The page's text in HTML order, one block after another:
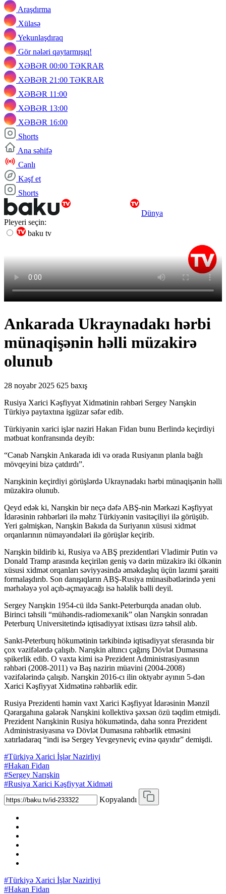
Araşdırma
Xülasə
Yekunlaşdıraq
Gör nələri qaytarmışıq!
XƏBƏR 00:00 TƏKRAR
XƏBƏR 21:00 TƏKRAR
XƏBƏR 11:00
XƏBƏR 13:00
XƏBƏR 16:00
Shorts
Ana səhifə
Canlı
Kəşf et
Shorts
Dünya
Pleyeri seçin:
baku tv
Ankarada Ukraynadakı hərbi
münaqişənin həlli müzakirə
olunub
28 noyabr 2025 625 baxış
Rusiya Xarici Kəşfiyyat Xidmətinin rəhbəri Sergey Narışkin
Türkiyə paytaxtına işgüzar səfər edib.
Türkiyənin xarici işlər naziri Hakan Fidan bunu Berlində keçirdiyi
mətbuat konfransında deyib:
“Cənab Narışkin Ankarada idi və orada Rusiyanın planla bağlı
mövqeyini bizə çatdırdı”.
Narışkinin keçirdiyi görüşlərdə Ukraynadakı hərbi münaqişənin həlli
müzakirə olunub.
Qeyd edək ki, Narışkin bir neçə dəfə ABŞ-nin Mərkəzi Kəşfiyyat
İdarəsinin rəhbərləri ilə məhz Türkiyənin vasitəçiliyi ilə görüşüb.
Yeri gəlmişkən, Narışkin Bakıda da Suriyanın xüsusi xidmət
orqanlarının nümayəndələri ilə görüşlər keçirib.
Narışkin bildirib ki, Rusiya və ABŞ prezidentləri Vladimir Putin və
Donald Tramp arasında keçirilən geniş və dərin müzakirə iki ölkənin
xüsusi xidmət orqanları səviyyəsində əməkdaşlıq üçün lazımi şəraiti
formalaşdırıb. Son danışıqların ABŞ-Rusiya münasibətlərində yeni
mərhələyə yol açıb-açmayacağı isə hələlik bəlli deyil.
Sergey Narışkin 1954-cü ildə Sankt-Peterburqda anadan olub.
Birinci təhsili “mühəndis-radiomexanik” olan Narışkin sonradan
Peterburq Universitetində iqtisadiyyat ixtisası üzrə təhsil alıb.
Sankt-Peterburq hökumətinin tərkibində iqtisadiyyat sferasında bir
çox vəzifələrdə çalışıb. Narışkin altıncı çağırış Dövlət Dumasına
spikerlik edib. O vaxta kimi isə Prezident Administrasiyasının
rəhbəri (2008-2011) və Baş nazirin müavini (2004-2008)
vəzifələrində çalışıb. Narışkin 2016-cı ilin oktyabr ayının 5-dən
Xarici Kəşfiyyat Xidmətinə rəhbərlik edir.
Rusiya Prezidenti həmin vaxt Xarici Kəşfiyyat İdarəsinin Mənzil
Qərargahına gələrək Narışkini kollektivə şəxsən özü təqdim etmişdi.
Prezident Narışkinin Rusiya hökumətində, daha sonra Prezident
Administrasiyasına və Dövlət Dumasına rəhbərlik etməsini
xatırladaraq “indi isə Sergey Yevgeyneviç evinə qayıdır” demişdi.
#Türkiyə Xarici İşlər Nazirliyi
#Hakan Fidan
#Sergey Narışkin
#Rusiya Xarici Kəşfiyyat Xidməti
Kopyalandı
#Türkiyə Xarici İşlər Nazirliyi
#Hakan Fidan